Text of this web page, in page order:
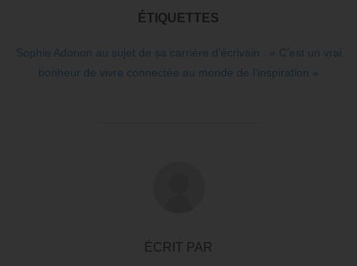
ÉTIQUETTES
Sophie Adonon au sujet de sa carrière d’écrivain : « C’est un vrai
bonheur de vivre connectée au monde de l’inspiration »
ÉCRIT PAR